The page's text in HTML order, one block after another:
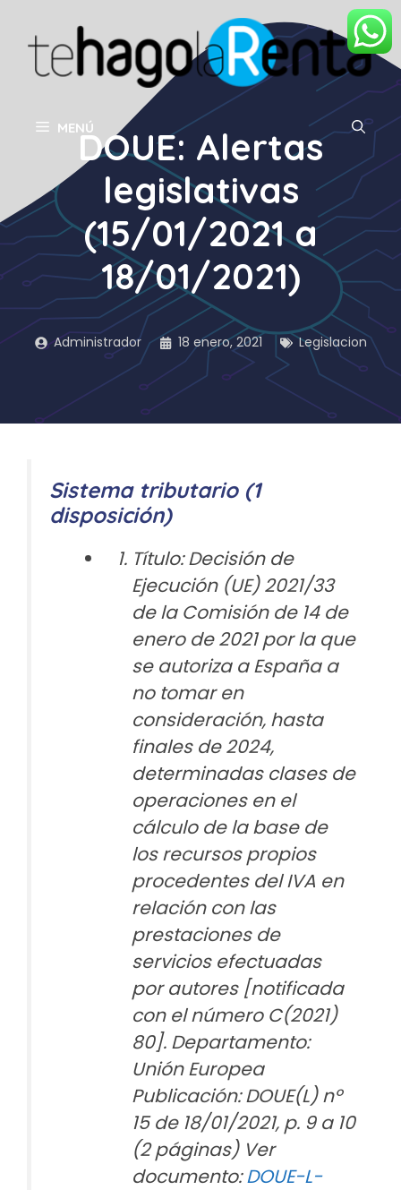
contenido
MENÚDOUE: Alertas
legislativas
(15/01/2021 a
18/01/2021)
Administrador 18 enero, 2021 Legislacion
Sistema tributario (1
disposición)
Título: Decisión de
Ejecución (UE) 2021/33
de la Comisión de 14 de
enero de 2021 por la que
se autoriza a España a
no tomar en
consideración, hasta
finales de 2024,
determinadas clases de
operaciones en el
cálculo de la base de
los recursos propios
procedentes del IVA en
relación con las
prestaciones de
servicios efectuadas
por autores [notificada
con el número C(2021)
80]. Departamento:
Unión Europea
Publicación: DOUE(L) nº
15 de 18/01/2021, p. 9 a 10
(2 páginas) Ver
documento:DOUE-L-